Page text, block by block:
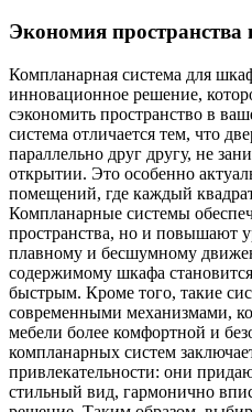
Экономия пространства
Компланарная система для
инновационное решение,
сэкономить пространство в
система отличается тем, что
параллельно друг другу, не
открытии. Это особенно
помещений, где каждый
Компланарные системы
пространства, но и повышают
плавному и бесшумному
содержимому шкафа
быстрым. Кроме того, такие
современными механизмами,
мебели более комфортной и
компланарных систем
привлекательности: они
стильный вид, гармонично